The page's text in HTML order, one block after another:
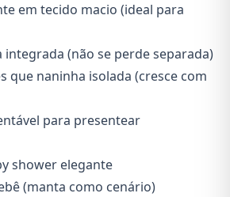
em tecido macio (ideal para
integrada (não se perde separada)
que naninha isolada (cresce com
para presentear
shower elegante
(manta como cenário)